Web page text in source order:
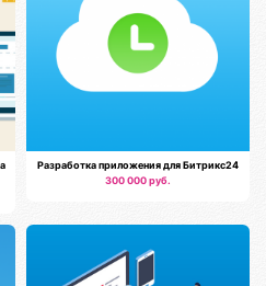
Разработка приложения для Битрикс24
300 000 руб.